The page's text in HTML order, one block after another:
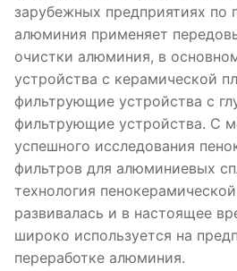
зарубежных предприятиях по
алюминия применяет
очистки алюминия, в
устройства с керамической
фильтрующие устройства с
фильтрующие устройства. С
успешного исследования
фильтров для алюминиевых
технология
развивалась и в настоящее
широко используется на
переработке алюминия.